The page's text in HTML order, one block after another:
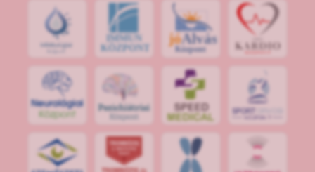
IMMUN
KÖZPONT
jóAlvás
Központ
SPOR